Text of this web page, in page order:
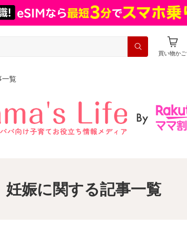
買い物かご
一覧
妊娠に関する記事一覧